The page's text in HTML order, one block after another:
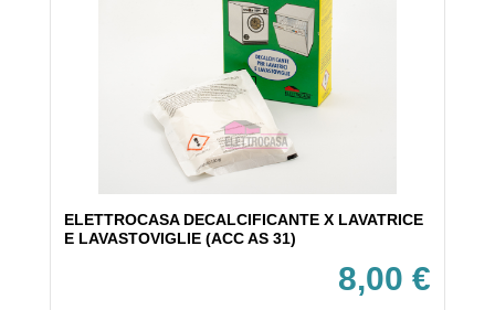
ELETTROCASA DECALCIFICANTE X LAVATRICE
E LAVASTOVIGLIE (ACC AS 31)
8,00 €